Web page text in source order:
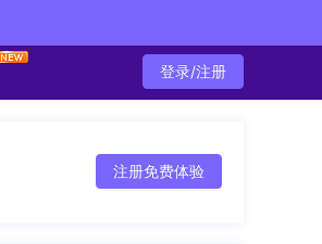
登录/注册
注册免费体验